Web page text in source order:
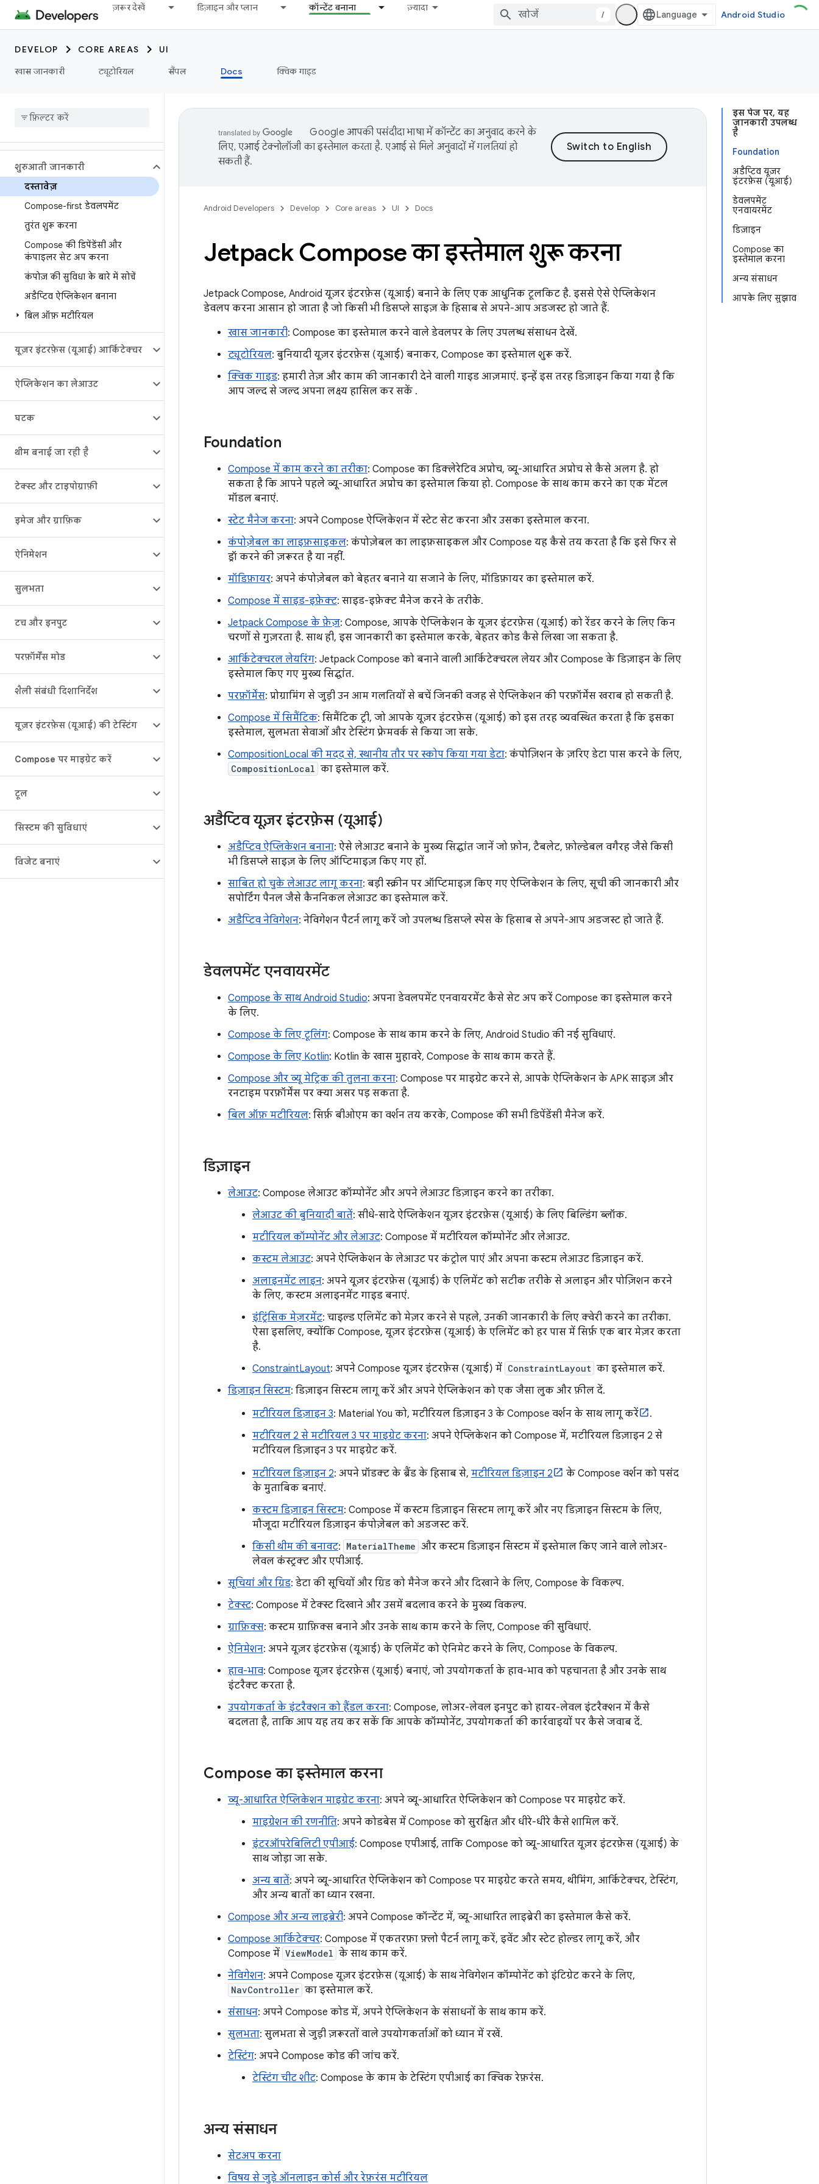
ज़रूर देखें डिज़ाइन और प्लान कॉन्टेंट बनाना ज़्यादा
/ Android Studio
DEVELOP CORE AREAS
UI
खास जानकारी
ट्यूटोरियल सैंपल Docs क्विक गाइड
शुरुआती जानकारी
दस्तावेज़
Compose-first डेवलपमेंट
तुरंत शुरू करना
Compose की डिपेंडेंसी और
कंपाइलर सेट अप करना
कंपोज़ की सुविधा के बारे में सोचें
अडैप्टिव ऐप्लिकेशन बनाना
बिल ऑफ़ मटीरियल
यूज़र इंटरफ़ेस (यूआई) आर्किटेक्चर
ऐप्लिकेशन का लेआउट
घटक
थीम बनाई जा रही है
टेक्स्ट और टाइपोग्राफ़ी
इमेज और ग्राफ़िक
ऐनिमेशन
सुलभता
टच और इनपुट
परफ़ॉर्मेंस मोड
शैली संबंधी दिशानिर्देश
यूज़र इंटरफ़ेस (यूआई) की टेस्टिंग
Compose पर माइग्रेट करें
टूल
सिस्टम की सुविधाएं
विजेट बनाएं
इस पेज पर, यह
जानकारी उपलब्ध
है
Foundation
अडैप्टिव यूज़र
इंटरफ़ेस (यूआई)
डेवलपमेंट
एनवायरमेंट
डिज़ाइन
Compose का
इस्तेमाल करना
अन्य संसाधन
आपके लिए सुझाव
Google आपकी पसंदीदा भाषा में कॉन्टेंट का अनुवाद करने के
लिए, एआई टेक्नोलॉजी का इस्तेमाल करता है. एआई से मिले अनुवादों में गलतियां हो
सकती हैं.
Android Developers Develop Core areas UI Docs
Jetpack Compose का इस्तेमाल शुरू करना
Jetpack Compose, Android यूज़र इंटरफ़ेस (यूआई) बनाने के लिए एक आधुनिक टूलकिट है. इससे ऐसे ऐप्लिकेशन
डेवलप करना आसान हो जाता है जो किसी भी डिसप्ले साइज़ के हिसाब से अपने-आप अडजस्ट हो जाते हैं.
खास जानकारी: Compose का इस्तेमाल करने वाले डेवलपर के लिए उपलब्ध संसाधन देखें.
ट्यूटोरियल: बुनियादी यूज़र इंटरफ़ेस (यूआई) बनाकर, Compose का इस्तेमाल शुरू करें.
क्विक गाइड: हमारी तेज़ और काम की जानकारी देने वाली गाइड आज़माएं. इन्हें इस तरह डिज़ाइन किया गया है कि
आप जल्द से जल्द अपना लक्ष्य हासिल कर सकें .
Foundation
Compose में काम करने का तरीका: Compose का डिक्लेरेटिव अप्रोच, व्यू-आधारित अप्रोच से कैसे अलग है. हो
सकता है कि आपने पहले व्यू-आधारित अप्रोच का इस्तेमाल किया हो. Compose के साथ काम करने का एक मेंटल
मॉडल बनाएं.
स्टेट मैनेज करना: अपने Compose ऐप्लिकेशन में स्टेट सेट करना और उसका इस्तेमाल करना.
कंपोज़ेबल का लाइफ़साइकल: कंपोज़ेबल का लाइफ़साइकल और Compose यह कैसे तय करता है कि इसे फिर से
ड्रॉ करने की ज़रूरत है या नहीं.
मॉडिफ़ायर: अपने कंपोज़ेबल को बेहतर बनाने या सजाने के लिए, मॉडिफ़ायर का इस्तेमाल करें.
Compose में साइड-इफ़ेक्ट: साइड-इफ़ेक्ट मैनेज करने के तरीके.
Jetpack Compose के फ़ेज़: Compose, आपके ऐप्लिकेशन के यूज़र इंटरफ़ेस (यूआई) को रेंडर करने के लिए किन
चरणों से गुज़रता है. साथ ही, इस जानकारी का इस्तेमाल करके, बेहतर कोड कैसे लिखा जा सकता है.
आर्किटेक्चरल लेयरिंग: Jetpack Compose को बनाने वाली आर्किटेक्चरल लेयर और Compose के डिज़ाइन के लिए
इस्तेमाल किए गए मुख्य सिद्धांत.
परफ़ॉर्मेंस: प्रोग्रामिंग से जुड़ी उन आम गलतियों से बचें जिनकी वजह से ऐप्लिकेशन की परफ़ॉर्मेंस खराब हो सकती है.
Compose में सिमैंटिक: सिमैंटिक ट्री, जो आपके यूज़र इंटरफ़ेस (यूआई) को इस तरह व्यवस्थित करता है कि इसका
इस्तेमाल, सुलभता सेवाओं और टेस्टिंग फ़्रेमवर्क से किया जा सके.
CompositionLocal की मदद से, स्थानीय तौर पर स्कोप किया गया डेटा: कंपोज़िशन के ज़रिए डेटा पास करने के लिए,
CompositionLocal का इस्तेमाल करें.
अडैप्टिव यूज़र इंटरफ़ेस (यूआई)
अडैप्टिव ऐप्लिकेशन बनाना: ऐसे लेआउट बनाने के मुख्य सिद्धांत जानें जो फ़ोन, टैबलेट, फ़ोल्डेबल वगैरह जैसे किसी
भी डिसप्ले साइज़ के लिए ऑप्टिमाइज़ किए गए हों.
साबित हो चुके लेआउट लागू करना: बड़ी स्क्रीन पर ऑप्टिमाइज़ किए गए ऐप्लिकेशन के लिए, सूची की जानकारी और
सपोर्टिंग पैनल जैसे कैननिकल लेआउट का इस्तेमाल करें.
अडैप्टिव नेविगेशन: नेविगेशन पैटर्न लागू करें जो उपलब्ध डिसप्ले स्पेस के हिसाब से अपने-आप अडजस्ट हो जाते हैं.
डेवलपमेंट एनवायरमेंट
Compose के साथ Android Studio: अपना डेवलपमेंट एनवायरमेंट कैसे सेट अप करें Compose का इस्तेमाल करने
के लिए.
Compose के लिए टूलिंग: Compose के साथ काम करने के लिए, Android Studio की नई सुविधाएं.
Compose के लिए Kotlin: Kotlin के खास मुहावरे, Compose के साथ काम करते हैं.
Compose और व्यू मेट्रिक की तुलना करना: Compose पर माइग्रेट करने से, आपके ऐप्लिकेशन के APK साइज़ और
रनटाइम परफ़ॉर्मेंस पर क्या असर पड़ सकता है.
बिल ऑफ़ मटीरियल: सिर्फ़ बीओएम का वर्शन तय करके, Compose की सभी डिपेंडेंसी मैनेज करें.
डिज़ाइन
लेआउट: Compose लेआउट कॉम्पोनेंट और अपने लेआउट डिज़ाइन करने का तरीका.
लेआउट की बुनियादी बातें: सीधे-सादे ऐप्लिकेशन यूज़र इंटरफ़ेस (यूआई) के लिए बिल्डिंग ब्लॉक.
मटीरियल कॉम्पोनेंट और लेआउट: Compose में मटीरियल कॉम्पोनेंट और लेआउट.
कस्टम लेआउट: अपने ऐप्लिकेशन के लेआउट पर कंट्रोल पाएं और अपना कस्टम लेआउट डिज़ाइन करें.
अलाइनमेंट लाइन: अपने यूज़र इंटरफ़ेस (यूआई) के एलिमेंट को सटीक तरीके से अलाइन और पोज़िशन करने
के लिए, कस्टम अलाइनमेंट गाइड बनाएं.
इंट्रिंसिक मेज़रमेंट: चाइल्ड एलिमेंट को मेज़र करने से पहले, उनकी जानकारी के लिए क्वेरी करने का तरीका.
ऐसा इसलिए, क्योंकि Compose, यूज़र इंटरफ़ेस (यूआई) के एलिमेंट को हर पास में सिर्फ़ एक बार मेज़र करता
है.
ConstraintLayout: अपने Compose यूज़र इंटरफ़ेस (यूआई) में ConstraintLayout का इस्तेमाल करें.
डिज़ाइन सिस्टम: डिज़ाइन सिस्टम लागू करें और अपने ऐप्लिकेशन को एक जैसा लुक और फ़ील दें.
मटीरियल डिज़ाइन 3: Material You को, मटीरियल डिज़ाइन 3 के Compose वर्शन के साथ लागू करें
.
मटीरियल 2 से मटीरियल 3 पर माइग्रेट करना: अपने ऐप्लिकेशन को Compose में, मटीरियल डिज़ाइन 2 से
मटीरियल डिज़ाइन 3 पर माइग्रेट करें.
मटीरियल डिज़ाइन 2: अपने प्रॉडक्ट के ब्रैंड के हिसाब से, मटीरियल डिज़ाइन 2
के Compose वर्शन को पसंद
के मुताबिक बनाएं.
कस्टम डिज़ाइन सिस्टम: Compose में कस्टम डिज़ाइन सिस्टम लागू करें और नए डिज़ाइन सिस्टम के लिए,
मौजूदा मटीरियल डिज़ाइन कंपोज़ेबल को अडजस्ट करें.
किसी थीम की बनावट: MaterialTheme और कस्टम डिज़ाइन सिस्टम में इस्तेमाल किए जाने वाले लोअर-
लेवल कंस्ट्रक्ट और एपीआई.
सूचियां और ग्रिड: डेटा की सूचियों और ग्रिड को मैनेज करने और दिखाने के लिए, Compose के विकल्प.
टेक्स्ट: Compose में टेक्स्ट दिखाने और उसमें बदलाव करने के मुख्य विकल्प.
ग्राफ़िक्स: कस्टम ग्राफ़िक्स बनाने और उनके साथ काम करने के लिए, Compose की सुविधाएं.
ऐनिमेशन: अपने यूज़र इंटरफ़ेस (यूआई) के एलिमेंट को ऐनिमेट करने के लिए, Compose के विकल्प.
हाव-भाव: Compose यूज़र इंटरफ़ेस (यूआई) बनाएं, जो उपयोगकर्ता के हाव-भाव को पहचानता है और उनके साथ
इंटरैक्ट करता है.
उपयोगकर्ता के इंटरैक्शन को हैंडल करना: Compose, लोअर-लेवल इनपुट को हायर-लेवल इंटरैक्शन में कैसे
बदलता है, ताकि आप यह तय कर सकें कि आपके कॉम्पोनेंट, उपयोगकर्ता की कार्रवाइयों पर कैसे जवाब दें.
Compose का इस्तेमाल करना
व्यू-आधारित ऐप्लिकेशन माइग्रेट करना: अपने व्यू-आधारित ऐप्लिकेशन को Compose पर माइग्रेट करें.
माइग्रेशन की रणनीति: अपने कोडबेस में Compose को सुरक्षित और धीरे-धीरे कैसे शामिल करें.
इंटरऑपरेबिलिटी एपीआई: Compose एपीआई, ताकि Compose को व्यू-आधारित यूज़र इंटरफ़ेस (यूआई) के
साथ जोड़ा जा सके.
अन्य बातें: अपने व्यू-आधारित ऐप्लिकेशन को Compose पर माइग्रेट करते समय, थीमिंग, आर्किटेक्चर, टेस्टिंग,
और अन्य बातों का ध्यान रखना.
Compose और अन्य लाइब्रेरी: अपने Compose कॉन्टेंट में, व्यू-आधारित लाइब्रेरी का इस्तेमाल कैसे करें.
Compose आर्किटेक्चर: Compose में एकतरफ़ा फ़्लो पैटर्न लागू करें, इवेंट और स्टेट होल्डर लागू करें, और
Compose में ViewModel के साथ काम करें.
नेविगेशन: अपने Compose यूज़र इंटरफ़ेस (यूआई) के साथ नेविगेशन कॉम्पोनेंट को इंटिग्रेट करने के लिए,
NavController का इस्तेमाल करें.
संसाधन: अपने Compose कोड में, अपने ऐप्लिकेशन के संसाधनों के साथ काम करें.
सुलभता: सुलभता से जुड़ी ज़रूरतों वाले उपयोगकर्ताओं को ध्यान में रखें.
टेस्टिंग: अपने Compose कोड की जांच करें.
टेस्टिंग चीट शीट: Compose के काम के टेस्टिंग एपीआई का क्विक रेफ़रंस.
अन्य संसाधन
सेटअप करना
विषय से जुड़े ऑनलाइन कोर्स और रेफ़रंस मटीरियल